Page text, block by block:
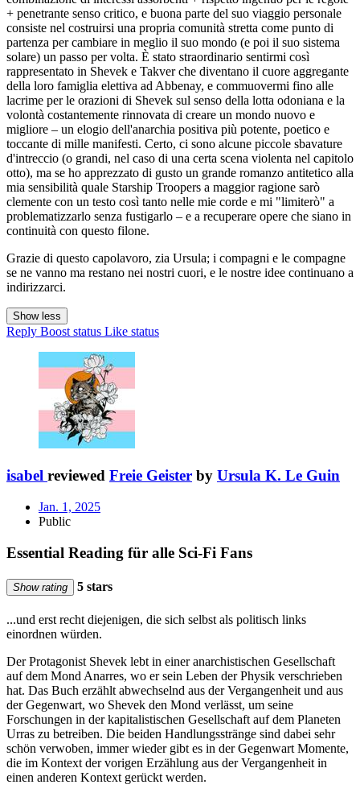
+ penetrante senso critico, e buona parte del suo viaggio personale
consiste nel costruirsi una propria comunità stretta come punto di
partenza per cambiare in meglio il suo mondo (e poi il suo sistema
solare) un passo per volta. È stato straordinario sentirmi così
rappresentato in Shevek e Takver che diventano il cuore aggregante
della loro famiglia elettiva ad Abbenay, e commuovermi fino alle
lacrime per le orazioni di Shevek sul senso della lotta odoniana e la
volontà costantemente rinnovata di creare un mondo nuovo e
migliore – un elogio dell'anarchia positiva più potente, poetico e
toccante di mille manifesti. Certo, ci sono alcune piccole sbavature
d'intreccio (o grandi, nel caso di una certa scena violenta nel capitolo
otto), ma se ho apprezzato di gusto un grande romanzo antitetico alla
mia sensibilità quale Starship Troopers a maggior ragione sarò
clemente con un testo così tanto nelle mie corde e mi "limiterò" a
problematizzarlo senza fustigarlo – e a recuperare opere che siano in
continuità con questo filone.
Grazie di questo capolavoro, zia Ursula; i compagni e le compagne
se ne vanno ma restano nei nostri cuori, e le nostre idee continuano a
indirizzarci.
Show less
Reply Boost status Like status
isabel reviewed Freie Geister by Ursula K. Le Guin
Jan. 1, 2025
Public
Essential Reading für alle Sci-Fi Fans
Show rating 5 stars
...und erst recht diejenigen, die sich selbst als politisch links
einordnen würden.
Der Protagonist Shevek lebt in einer anarchistischen Gesellschaft
auf dem Mond Anarres, wo er sein Leben der Physik verschrieben
hat. Das Buch erzählt abwechselnd aus der Vergangenheit und aus
der Gegenwart, wo Shevek den Mond verlässt, um seine
Forschungen in der kapitalistischen Gesellschaft auf dem Planeten
Urras zu betreiben. Die beiden Handlungsstränge sind dabei sehr
schön verwoben, immer wieder gibt es in der Gegenwart Momente,
die im Kontext der vorigen Erzählung aus der Vergangenheit in
einen anderen Kontext gerückt werden.